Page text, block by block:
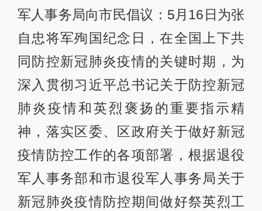
军人事务局向市民倡议：5月16日为张
自忠将军殉国纪念日，在全国上下共
同防控新冠肺炎疫情的关键时期，为
深入贯彻习近平总书记关于防控新冠
肺炎疫情和英烈褒扬的重要指示精
神，落实区委、区政府关于做好新冠
疫情防控工作的各项部署，根据退役
军人事务部和市退役军人事务局关于
新冠肺炎疫情防控期间做好祭英烈工